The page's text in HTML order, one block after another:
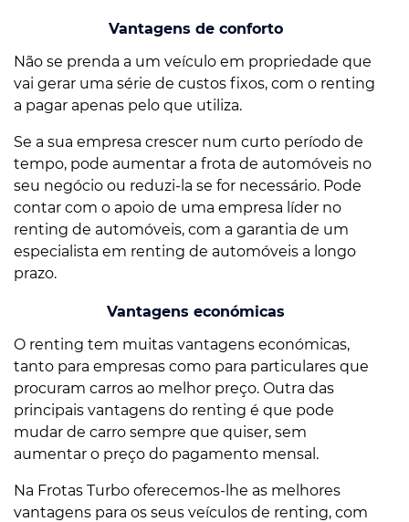
Vantagens de conforto
Não se prenda a um veículo em propriedade que
vai gerar uma série de custos fixos, com o renting
a pagar apenas pelo que utiliza.
Se a sua empresa crescer num curto período de
tempo, pode aumentar a frota de automóveis no
seu negócio ou reduzi-la se for necessário. Pode
contar com o apoio de uma empresa líder no
renting de automóveis, com a garantia de um
especialista em renting de automóveis a longo
prazo.
Vantagens económicas
O renting tem muitas vantagens económicas,
tanto para empresas como para particulares que
procuram carros ao melhor preço. Outra das
principais vantagens do renting é que pode
mudar de carro sempre que quiser, sem
aumentar o preço do pagamento mensal.
Na Frotas Turbo oferecemos-lhe as melhores
vantagens para os seus veículos de renting, com